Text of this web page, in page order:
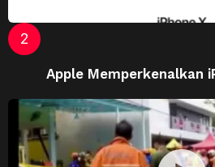
Apple Memperkenalkan